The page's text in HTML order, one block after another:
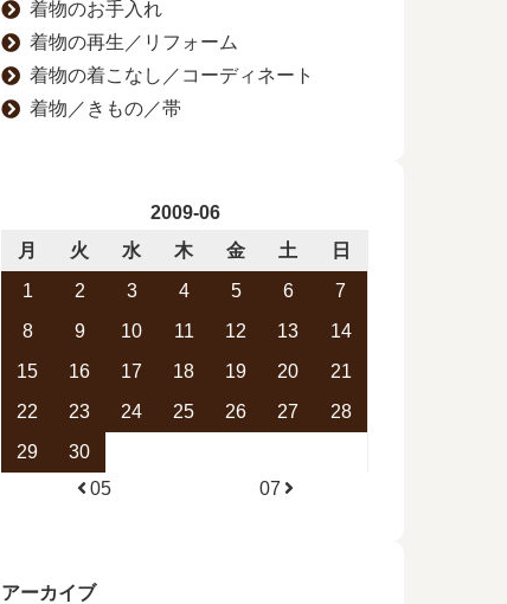
着物のお手入れ
着物の再生／リフォーム
着物の着こなし／コーディネート
着物／きもの／帯
2009-06
月
火 水 木 金 土
日
1
2 3 4 5 6
7
8
9 10 11 12 13
14
15
16 17 18 19 20
21
22
23 24 25 26 27
28
29
30
05
07
アーカイブ